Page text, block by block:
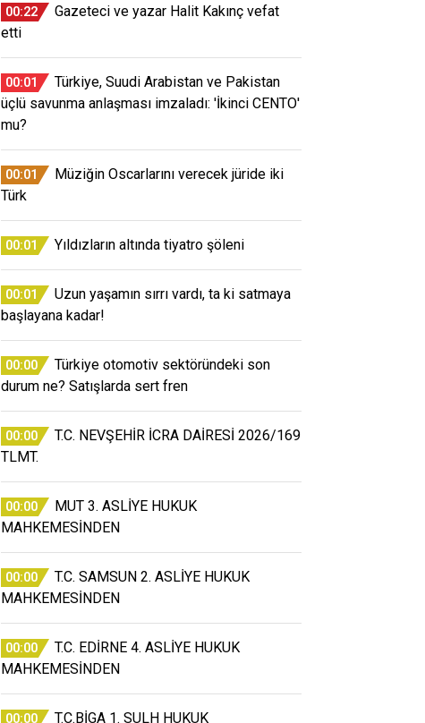
00:22
Gazeteci ve yazar Halit Kakınç vefat
etti
00:01
Türkiye, Suudi Arabistan ve Pakistan
üçlü savunma anlaşması imzaladı: 'İkinci CENTO'
mu?
00:01
Müziğin Oscarlarını verecek jüride iki
Türk
00:01 Yıldızların altında tiyatro şöleni
00:01
Uzun yaşamın sırrı vardı, ta ki satmaya
başlayana kadar!
00:00
Türkiye otomotiv sektöründeki son
durum ne? Satışlarda sert fren
00:00
T.C. NEVŞEHİR İCRA DAİRESİ 2026/169
TLMT.
00:00
MUT 3. ASLİYE HUKUK
MAHKEMESİNDEN
00:00
T.C. SAMSUN 2. ASLİYE HUKUK
MAHKEMESİNDEN
00:00
T.C. EDİRNE 4. ASLİYE HUKUK
MAHKEMESİNDEN
00:00
T.C.BİGA 1. SULH HUKUK